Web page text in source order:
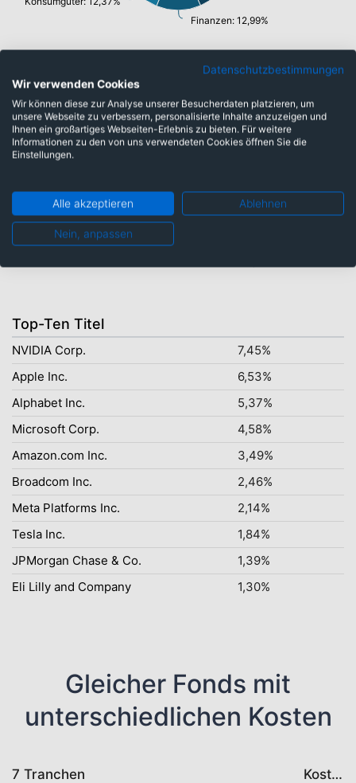
Finanzen: 12,99%
Währungen
Euro: 0,80%
Schweizer Franken: 0,24%
Top-Ten Titel
NVIDIA Corp.
7,45%
Apple Inc.
6,53%
Alphabet Inc.
5,37%
Microsoft Corp.
4,58%
Amazon.com Inc.
3,49%
Broadcom Inc.
2,46%
Meta Platforms Inc.
2,14%
Tesla Inc.
1,84%
JPMorgan Chase & Co.
1,39%
Eli Lilly and Company
1,30%
Gleicher Fonds mit
unterschiedlichen Kosten
7 Tranchen Kosten
Datenschutzbestimmungen
Wir verwenden Cookies
Wir können diese zur Analyse unserer Besucherdaten platzieren, um
unsere Webseite zu verbessern, personalisierte Inhalte anzuzeigen und
Ihnen ein großartiges Webseiten-Erlebnis zu bieten. Für weitere
Informationen zu den von uns verwendeten Cookies öffnen Sie die
Einstellungen.
Alle akzeptieren Ablehnen
Nein, anpassen